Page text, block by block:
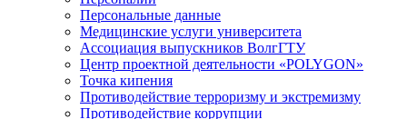
Персональные данные
Медицинские услуги университета
Ассоциация выпускников ВолгГТУ
Центр проектной деятельности «POLYGON»
Точка кипения
Противодействие терроризму и экстремизму
Противодействие коррупции